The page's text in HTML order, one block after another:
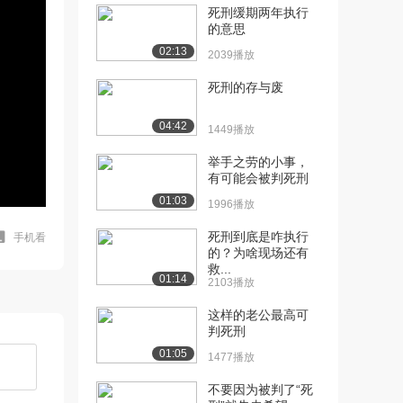
手机看
02:13
死刑缓期两年执行
的意思
2039播放
04:42
死刑的存与废
1449播放
01:03
举手之劳的小事，
有可能会被判死刑
1996播放
01:14
死刑到底是咋执行
的？为啥现场还有
救...
2103播放
01:05
这样的老公最高可
判死刑
1477播放
不要因为被判了“死